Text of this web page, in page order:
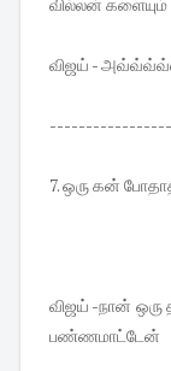
விஜய் -
7. ஒரு கன்
விஜய் -நான்
பண்ணமாட்டேன்